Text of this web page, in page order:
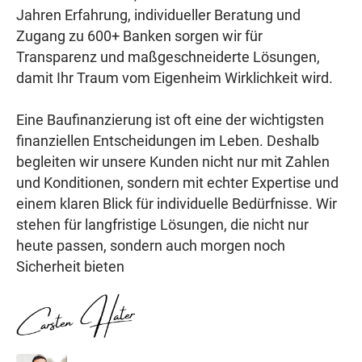
Jahren Erfahrung, individueller Beratung und
Zugang zu 600+ Banken sorgen wir für
Transparenz und maßgeschneiderte Lösungen,
damit Ihr Traum vom Eigenheim Wirklichkeit wird.
Eine Baufinanzierung ist oft eine der wichtigsten
finanziellen Entscheidungen im Leben. Deshalb
begleiten wir unsere Kunden nicht nur mit Zahlen
und Konditionen, sondern mit echter Expertise und
einem klaren Blick für individuelle Bedürfnisse. Wir
stehen für langfristige Lösungen, die nicht nur
heute passen, sondern auch morgen noch
Sicherheit bieten